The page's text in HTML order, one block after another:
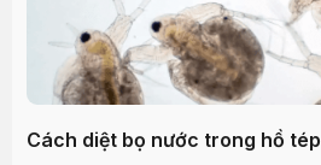
Cách diệt bọ nước trong hồ tép